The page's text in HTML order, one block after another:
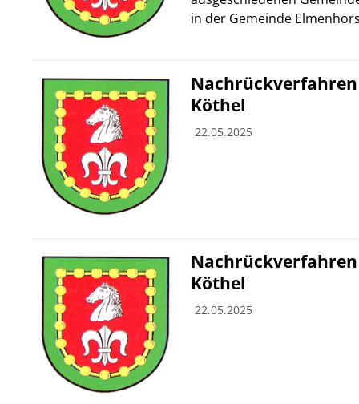
in der Gemeinde
Nachrückverfahren
Köthel
22.05.2025
Nachrückverfahren
Köthel
22.05.2025